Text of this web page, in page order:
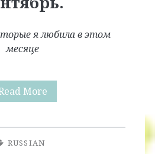
я любила в этом
месяце
MoreФавориты
RUSSIAN